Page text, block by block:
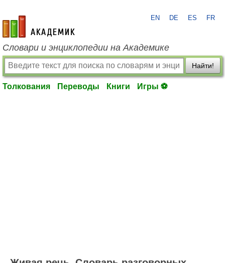
academic.ru
EN DE ES FR
Словари и энциклопедии на Академике
Найти!
Толкования Переводы Книги Игры ⚽